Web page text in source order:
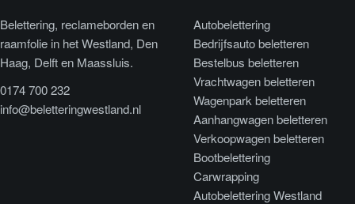
Belettering, reclameborden en
raamfolie in het Westland, Den
Haag, Delft en Maassluis.
0174 700 232
info@beletteringwestland.nl
Autobelettering
Bedrijfsauto beletteren
Bestelbus beletteren
Vrachtwagen beletteren
Wagenpark beletteren
Aanhangwagen beletteren
Verkoopwagen beletteren
Bootbelettering
Carwrapping
Autobelettering Westland